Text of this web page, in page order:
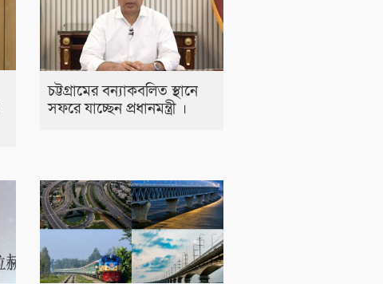
চট্টগ্রামের বন্যাকবলিত স্থানে
সফরে যাচ্ছেন প্রধানমন্ত্রী ।